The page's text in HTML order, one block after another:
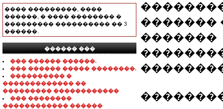
���� ���������, ����
������, � ���� �������� �
��������� ���������� �� 3
������.
������ ���
���������������
��� ������ ������.
��� ������ ����� ��������.
���������� �
������������� ��
��������� ������������
��� ��������
������������ ������
�������
�������